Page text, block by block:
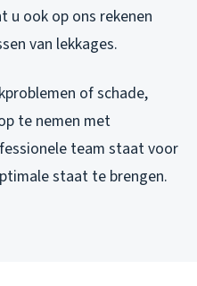
u ook op ons rekenen
van lekkages.
of schade,
te nemen met
team staat voor
staat te brengen.